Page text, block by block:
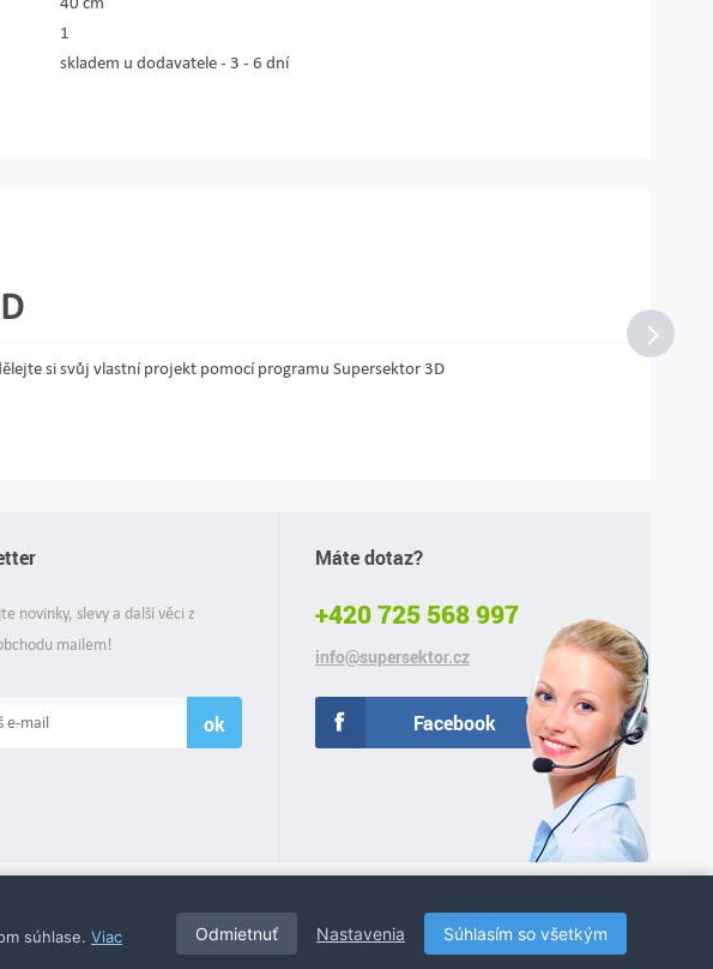
1
skladem u dodavatele - 3 - 6 dní
si svůj vlastní projekt pomocí programu Supersektor 3D
novinky, slevy a další věci z
mailem!
ok
Máte dotaz?
+420 725 568 997
info@supersektor.cz
Facebook
súhlase. Viac
Odmietnuť Nastavenia Súhlasím so všetkým